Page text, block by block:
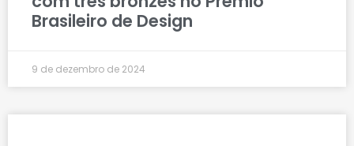
Brasileiro de Design
9 de dezembro de 2024